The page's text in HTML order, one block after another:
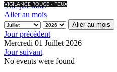
VIGILANCE ROUGE - FEUX
Vue par mois
Aller au mois
Aller au mois
Jour précédent
Mercredi 01 Juillet 2026
Jour suivant
No events were found